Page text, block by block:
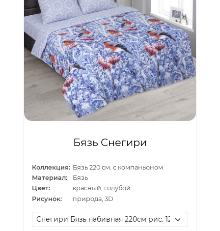
Бязь Снегири
Коллекция: Бязь 220 см. с компаньоном
Материал:
Бязь
Цвет:
красный, голубой
Рисунок:
природа, 3D